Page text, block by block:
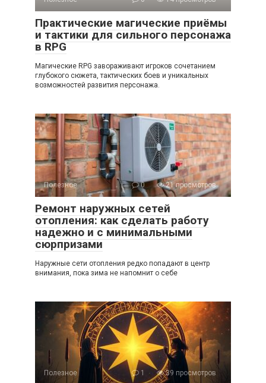
Практические магические приёмы
и тактики для сильного персонажа
в RPG
Магические RPG завораживают игроков сочетанием
глубокого сюжета, тактических боев и уникальных
возможностей развития персонажа.
Полезное 0 21 просмотров
Ремонт наружных сетей
отопления: как сделать работу
надежно и с минимальными
сюрпризами
Наружные сети отопления редко попадают в центр
внимания, пока зима не напомнит о себе
Полезное 1 39 просмотров